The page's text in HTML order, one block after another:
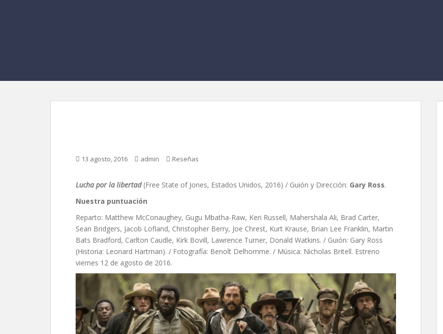
13 agosto, 2016 admin Reseñas
Lucha por la libertad (Free State of Jones, Estados Unidos, 2016) / Guión y Dirección: Gary Ross.
Nuestra puntuación
Reparto: Matthew McConaughey, Gugu Mbatha-Raw, Keri Russell, Mahershala Ali, Brad Carter,
Sean Bridgers, Jacob Lofland, Christopher Berry, Joe Chrest, Kurt Krause, Brian Lee Franklin, Martin
Bats Bradford, Carlton Caudle, Kirk Bovill, Lawrence Turner, Donald Watkins. / Guión: Gary Ross
(Historia: Leonard Hartman). / Fotografía: Benoît Delhomme. / Música: Nicholas Britell. Estreno
viernes 12 de agosto de 2016.